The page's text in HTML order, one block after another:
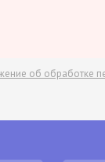
об обработке